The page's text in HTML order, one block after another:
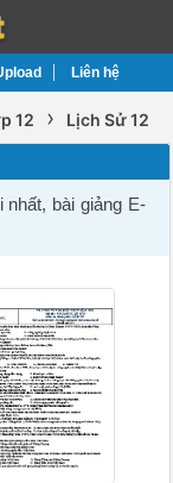
Liên hệ
12 › Lịch Sử 12
bài giảng E-